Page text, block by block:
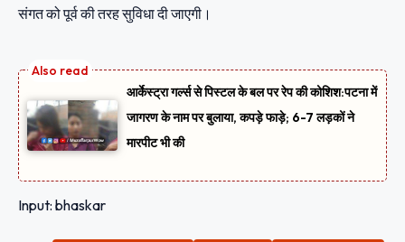
संगत को पूर्व की तरह सुविधा दी जाएगी।
आर्केस्ट्रा गर्ल्स से पिस्टल के बल पर रेप की कोशिश:पटना में
जागरण के नाम पर बुलाया, कपड़े फाड़े; 6-7 लड़कों ने
मारपीट भी की
Input: bhaskar